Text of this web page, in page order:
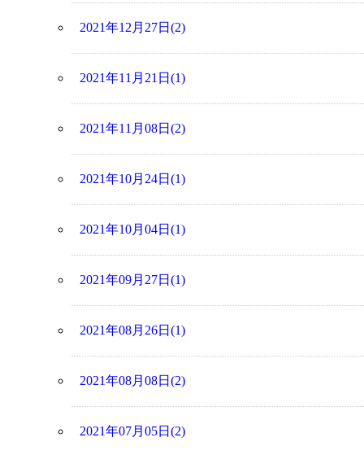
2021年12月27日(2)
2021年11月21日(1)
2021年11月08日(2)
2021年10月24日(1)
2021年10月04日(1)
2021年09月27日(1)
2021年08月26日(1)
2021年08月08日(2)
2021年07月05日(2)